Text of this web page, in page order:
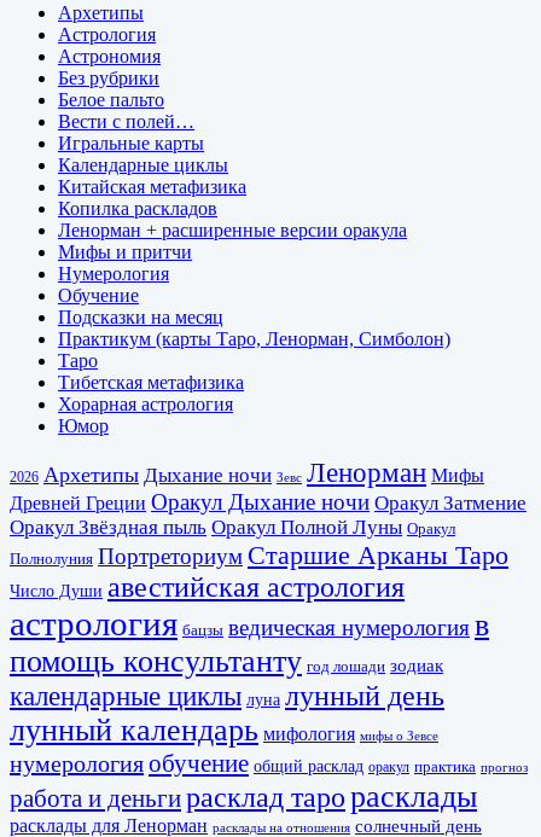
Архетипы
Астрология
Астрономия
Без рубрики
Белое пальто
Вести с полей…
Игральные карты
Календарные циклы
Китайская метафизика
Копилка раскладов
Ленорман + расширенные версии оракула
Мифы и притчи
Нумерология
Обучение
Подсказки на месяц
Практикум (карты Таро, Ленорман, Симболон)
Таро
Тибетская метафизика
Хорарная астрология
Юмор
2026 Архетипы Дыхание ночи Зевс Ленорман Мифы
Древней Греции Оракул Дыхание ночи Оракул Затмение
Оракул Звёздная пыль Оракул Полной Луны Оракул
Полнолуния Портреториум Старшие Арканы Таро
Число Души авестийская астрология
астрология бацзы ведическая нумерологияв
помощь консультанту год лошади зодиак
календарные циклы луна лунный день
лунный календарь мифология мифы о Зевсе
нумерологияобучение общий расклад оракул практика прогноз
работа и деньгирасклад тарорасклады
расклады для Ленорман расклады на отношения солнечный день